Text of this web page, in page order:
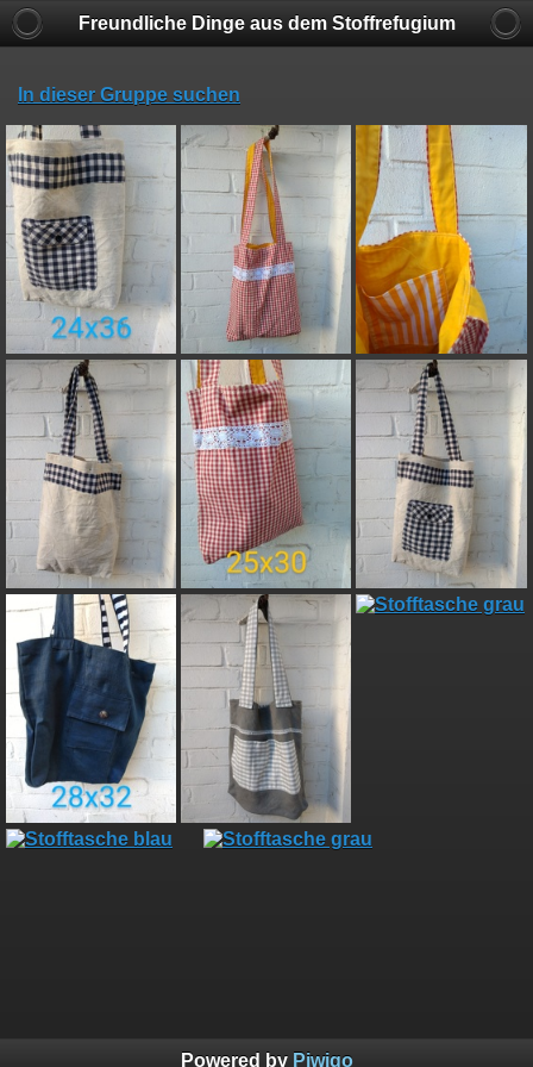
Freundliche Dinge aus dem Stoffrefugium
In dieser Gruppe suchen
Powered by Piwigo